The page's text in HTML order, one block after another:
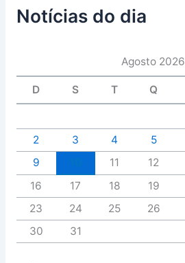
Notícias do dia
Agosto 2026
D S T Q
2
3 4 5
9
11 12
16
17 18 19
23
24 25 26
30
31